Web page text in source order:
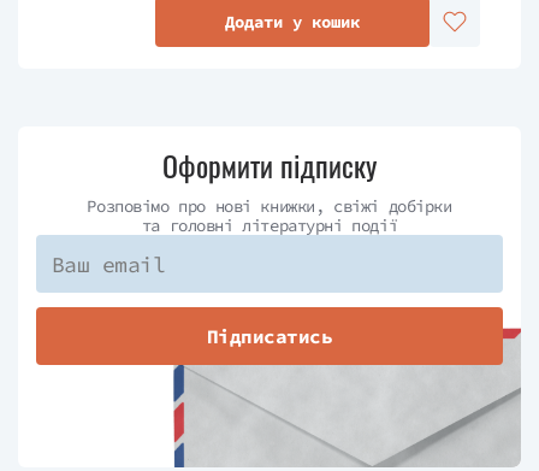
Додати у кошик
Оформити підписку
Розповімо про нові книжки, свіжі добірки
та головні літературні події
Підписатись